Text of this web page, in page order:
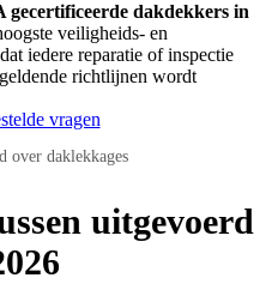
gecertificeerde dakdekkers in
veiligheids- en
iedere reparatie of inspectie
richtlijnen wordt
vragen
over daklekkages
uitgevoerd